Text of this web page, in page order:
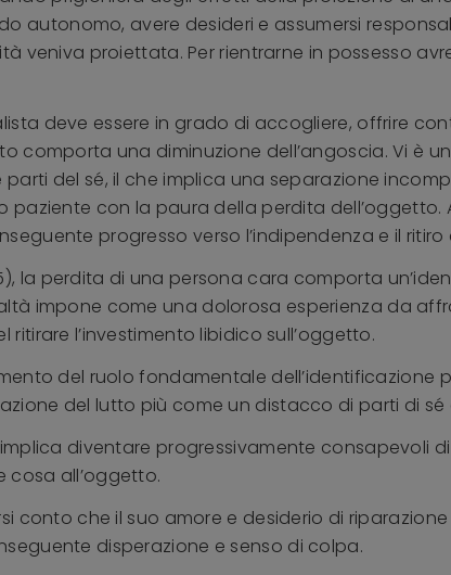
autonomo, avere desideri e assumersi
veniva proiettata. Per rientrarne in possesso
deve essere in grado di accogliere, offrire
comporta una diminuzione dell’angoscia. Vi è
del sé, il che implica una separazione
paziente con la paura della perdita
progresso verso l’indipendenza e il
la perdita di una persona cara comporta
impone come una dolorosa esperienza da
l’investimento libidico sull’oggetto.
del ruolo fondamentale
del lutto più come un distacco di parti di
diventare progressivamente consapevoli
cosa all’oggetto.
conto che il suo amore e desiderio di
disperazione e senso di colpa.